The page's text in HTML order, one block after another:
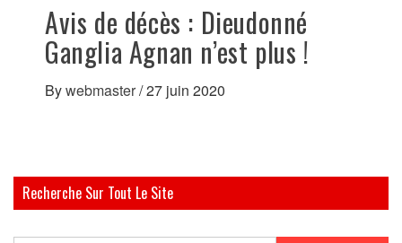
Avis de décès : Dieudonné
Ganglia Agnan n’est plus !
Bywebmaster/27 juin 2020
Recherche Sur Tout Le Site